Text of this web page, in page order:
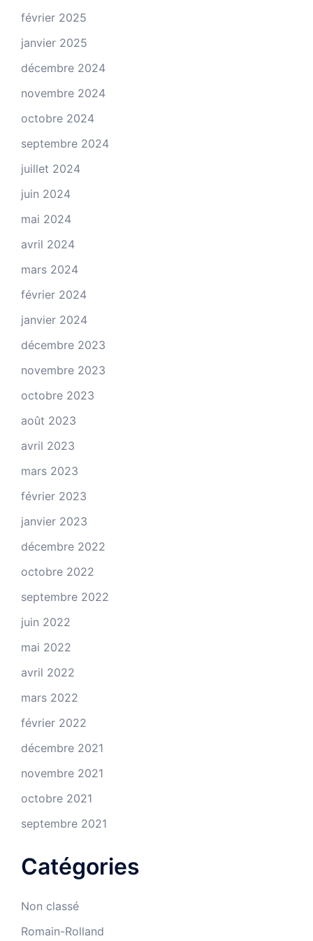
février 2025
janvier 2025
décembre 2024
novembre 2024
octobre 2024
septembre 2024
juillet 2024
juin 2024
mai 2024
avril 2024
mars 2024
février 2024
janvier 2024
décembre 2023
novembre 2023
octobre 2023
août 2023
avril 2023
mars 2023
février 2023
janvier 2023
décembre 2022
octobre 2022
septembre 2022
juin 2022
mai 2022
avril 2022
mars 2022
février 2022
décembre 2021
novembre 2021
octobre 2021
septembre 2021
Catégories
Non classé
Romain-Rolland